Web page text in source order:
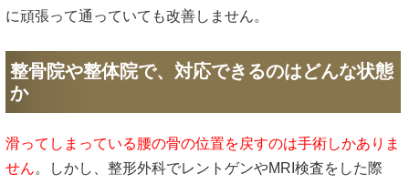
に頑張って通っていても改善しません。
整骨院や整体院で、対応できるのはどんな状態
か
滑ってしまっている腰の骨の位置を戻すのは手術しかありま
せん。しかし、整形外科でレントゲンやMRI検査をした際